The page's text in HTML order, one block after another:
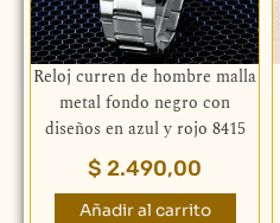
Reloj curren de hombre malla
metal fondo negro con
diseños en azul y rojo 8415
$ 2.490,00
Añadir al carrito